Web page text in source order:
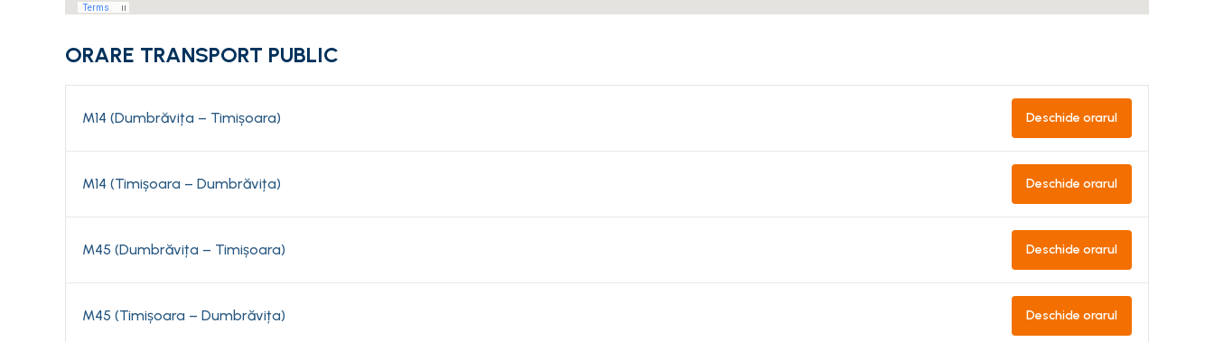
ORARE TRANSPORT PUBLIC
M14 (Dumbrăvița – Timișoara) Deschide orarul
M14 (Timișoara – Dumbrăvița) Deschide orarul
M45 (Dumbrăvița – Timișoara) Deschide orarul
M45 (Timișoara – Dumbrăvița) Deschide orarul